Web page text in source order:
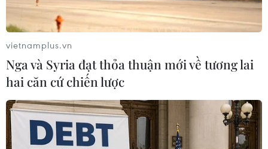
vietnamplus.vn
Nga và Syria đạt thỏa thuận mới về tương lai
hai căn cứ chiến lược